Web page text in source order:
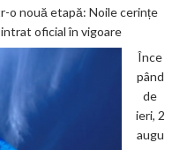
o nouă etapă: Noile cerințe
oficial în vigoare
Înce
pând
de
ieri, 2
augu